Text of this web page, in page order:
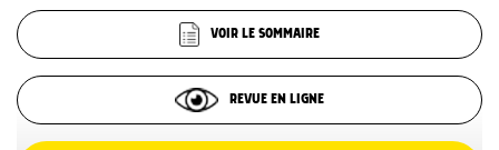
VOIR LE SOMMAIRE
REVUE EN LIGNE